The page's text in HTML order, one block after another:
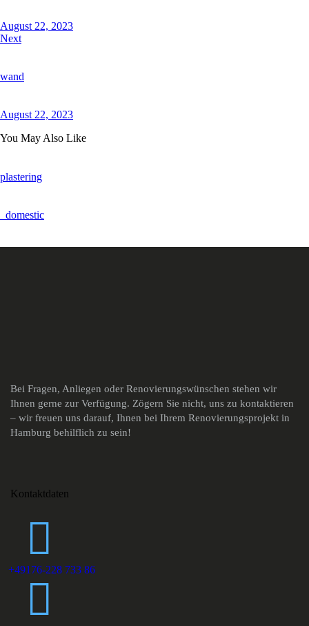
August 22, 2023
Next
wand
August 22, 2023
You May Also Like
plastering
_domestic
Bei Fragen, Anliegen oder Renovierungswünschen stehen wir
Ihnen gerne zur Verfügung. Zögern Sie nicht, uns zu kontaktieren
– wir freuen uns darauf, Ihnen bei Ihrem Renovierungsprojekt in
Hamburg behilflich zu sein!
Kontaktdaten
+49176-228 733 86